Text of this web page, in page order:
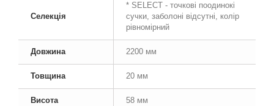
Селекція
* SELECT - точкові поодинокі
сучки, заболоні відсутні, колір
рівномірний
Довжина 2200 мм
Товщина 20 мм
Висота 58 мм